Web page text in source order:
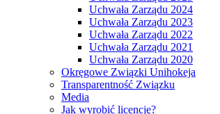
Uchwała Zarządu 2024
Uchwała Zarządu 2023
Uchwała Zarządu 2022
Uchwała Zarządu 2021
Uchwała Zarządu 2020
Okręgowe Związki Unihokeja
Transparentność Związku
Media
Jak wyrobić licencję?